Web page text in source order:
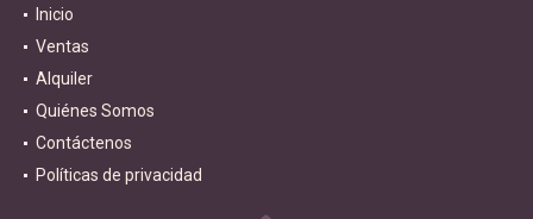
Inicio
Ventas
Alquiler
Quiénes Somos
Contáctenos